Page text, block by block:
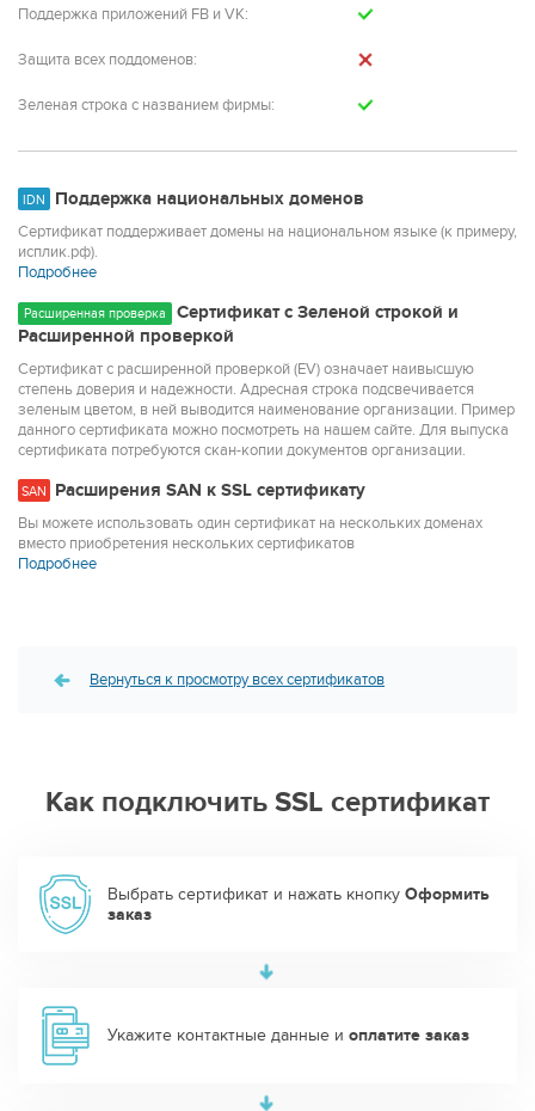
Поддержка приложений FB и VK:
Защита всех поддоменов:
Зеленая строка с названием фирмы:
IDN Поддержка национальных доменов
Сертификат поддерживает домены на национальном языке (к примеру,
исплик.рф).
Подробнее
Расширенная проверка
Сертификат с Зеленой строкой и
Расширенной проверкой
Сертификат с расширенной проверкой (EV) означает наивысшую
степень доверия и надежности. Адресная строка подсвечивается
зеленым цветом, в ней выводится наименование организации. Пример
данного сертификата можно посмотреть на нашем сайте. Для выпуска
сертификата потребуются скан-копии документов организации.
SAN Расширения SAN к SSL сертификату
Вы можете использовать один сертификат на нескольких доменах
вместо приобретения нескольких сертификатов
Подробнее
Вернуться к просмотру всех сертификатов
Как подключить SSL сертификат
Выбрать сертификат и нажать кнопку Оформить
заказ
Укажите контактные данные и оплатите заказ